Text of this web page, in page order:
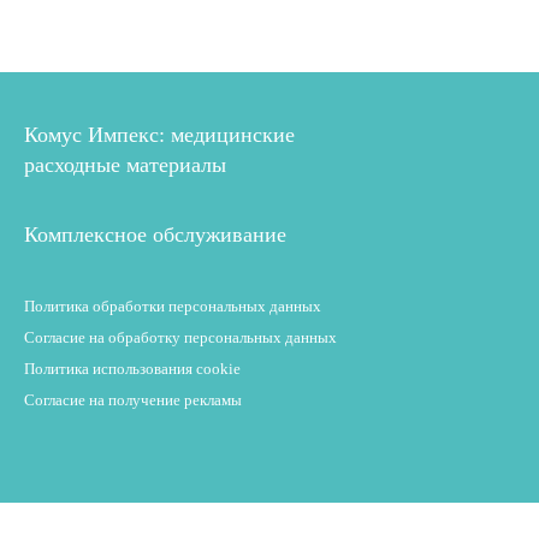
Комус Импекс: медицинские
расходные материалы
Комплексное обслуживание
Политика обработки персональных данных
Согласие на обработку персональных данных
Политика использования cookie
Согласие на получение рекламы